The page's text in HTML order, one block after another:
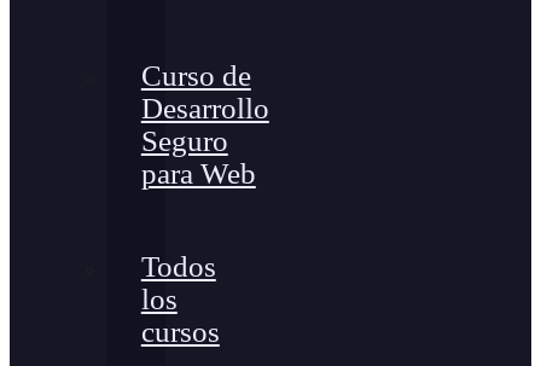
Curso de
Desarrollo
Seguro
para Web
Todos
los
cursos